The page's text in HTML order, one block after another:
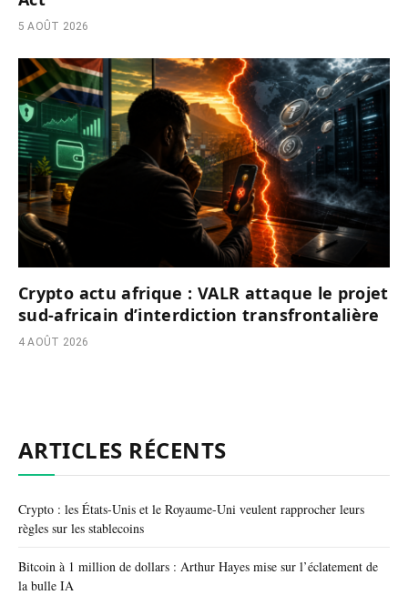
5 AOÛT 2026
Crypto actu afrique : VALR attaque le projet
sud-africain d’interdiction transfrontalière
4 AOÛT 2026
ARTICLES RÉCENTS
Crypto : les États-Unis et le Royaume-Uni veulent rapprocher leurs
règles sur les stablecoins
Bitcoin à 1 million de dollars : Arthur Hayes mise sur l’éclatement de
la bulle IA